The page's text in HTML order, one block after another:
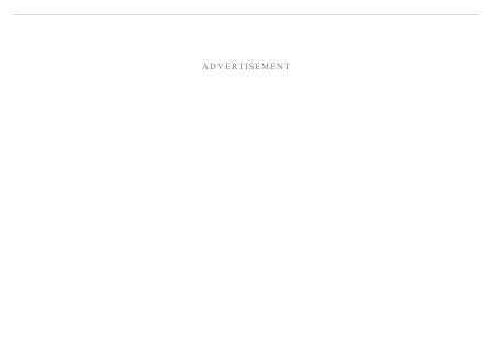
ADVERTISEMENT